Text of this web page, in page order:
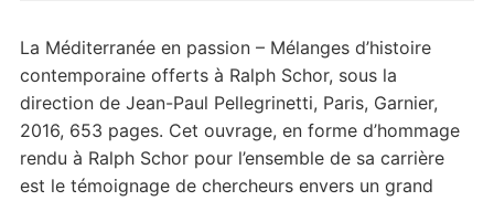
La Méditerranée en passion – Mélanges d’histoire
contemporaine offerts à Ralph Schor, sous la
direction de Jean-Paul Pellegrinetti, Paris, Garnier,
2016, 653 pages. Cet ouvrage, en forme d’hommage
rendu à Ralph Schor pour l’ensemble de sa carrière
est le témoignage de chercheurs envers un grand